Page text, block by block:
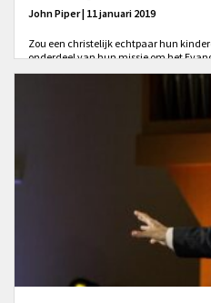
John Piper | 11 januari 2019
Zou een christelijk echtpaar hun
onderdeel van hun missie om het
de wereld te brengen?